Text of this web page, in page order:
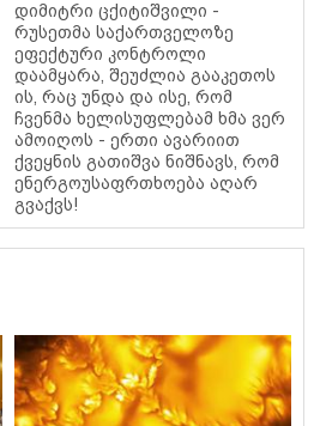
დიმიტრი ცქიტიშვილი -
რუსეთმა საქართველოზე
ეფექტური კონტროლი
დაამყარა, შეუძლია გააკეთოს
ის, რაც უნდა და ისე, რომ
ჩვენმა ხელისუფლებამ ხმა ვერ
ამოიღოს - ერთი ავარიით
ქვეყნის გათიშვა ნიშნავს, რომ
ენერგოუსაფრთხოება აღარ
გვაქვს!